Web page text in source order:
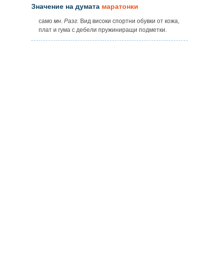
Значение на думата маратонки
само мн. Разг. Вид високи спортни обувки от кожа,
плат и гума с дебели пружиниращи подметки.